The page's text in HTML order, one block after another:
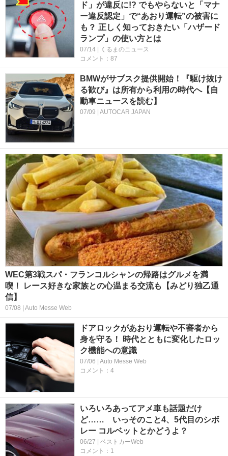
ド」が違反に!? でもやらないと「マナ
ー違反認定」で“あおり運転”の被害に
も？ 正しく知っておきたい「ハザード
ランプ」の使い方とは
07/14 | くるまのニュース
コメント：87
BMWがサブスク提供開始！『駆け抜け
る歓び』は所有から利用の時代へ【自
動車ニュースを読む】
07/09 | AUTOCAR JAPAN
WEC第3戦スパ・フランコルシャンの帰路はグルメを満
喫！ レース好きな家族との心温まる交流も【みどり独乙通
信】
07/08 | Auto Messe Web
ドアロックがあおり運転や不審者から
身を守る！ 時代とともに変化したロッ
ク機能への意識
07/06 | Auto Messe Web
コメント：4
いろいろあってアメ車も話題だけ
ど…… いっそのこと4、5代目のシボ
レー コルベットとかどうよ？
06/27 | ベストカーWeb
コメント：1